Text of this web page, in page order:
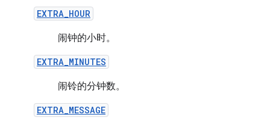
EXTRA_HOUR
闹钟的小时。
EXTRA_MINUTES
闹铃的分钟数。
EXTRA_MESSAGE